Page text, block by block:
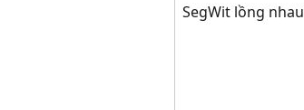
SegWit lồng nhau